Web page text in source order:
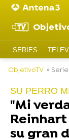
SERIES
ObjetivoTV »
SU PERRO
"Mi
su gran